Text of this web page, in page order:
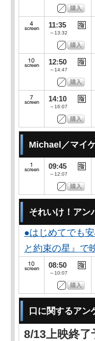
11:35
～13:32
12:50
～14:47
14:10
～16:07
Michael／マイ
09:45
～12:07
それいけ！ア
●はじめてでも
と約束の星』で
08:50
～10:07
口に関するアン
8/13上映終了